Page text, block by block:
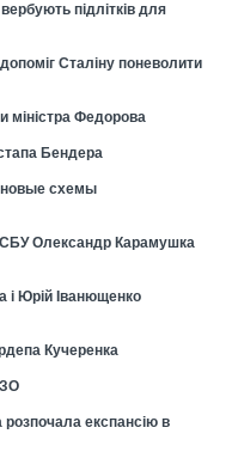
підлітків для
Сталіну поневолити
міністра Федорова
Бендера
новые схемы
СБУ Олександр Карамушка
і Юрій Іванющенко
Кучеренка
експансію в